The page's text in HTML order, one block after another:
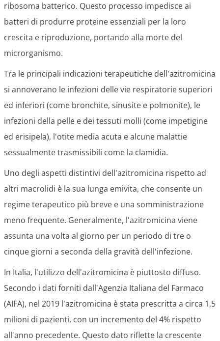
ribosoma batterico. Questo processo impedisce ai
batteri di produrre proteine essenziali per la loro
crescita e riproduzione, portando alla morte del
microrganismo.
Tra le principali indicazioni terapeutiche dell'azitromicina
si annoverano le infezioni delle vie respiratorie superiori
ed inferiori (come bronchite, sinusite e polmonite), le
infezioni della pelle e dei tessuti molli (come impetigine
ed erisipela), l'otite media acuta e alcune malattie
sessualmente trasmissibili come la clamidia.
Uno degli aspetti distintivi dell'azitromicina rispetto ad
altri macrolidi è la sua lunga emivita, che consente un
regime terapeutico più breve e una somministrazione
meno frequente. Generalmente, l'azitromicina viene
assunta una volta al giorno per un periodo di tre o
cinque giorni a seconda della gravità dell'infezione.
In Italia, l'utilizzo dell'azitromicina è piuttosto diffuso.
Secondo i dati forniti dall'Agenzia Italiana del Farmaco
(AIFA), nel 2019 l'azitromicina è stata prescritta a circa 1,5
milioni di pazienti, con un incremento del 4% rispetto
all'anno precedente. Questo dato riflette la crescente